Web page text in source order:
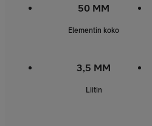
50 MM
Elementin koko
3,5 MM
Liitin